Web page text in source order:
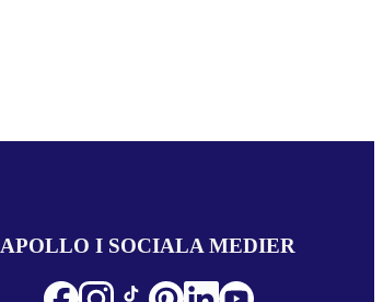
APOLLO I SOCIALA MEDIER